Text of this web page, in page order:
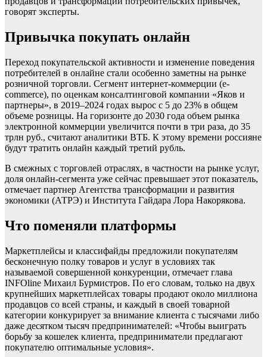
говорят эксперты.
Привычка покупать онлайн
Переход покупательской активности и изменение поведения
потребителей в онлайне стали особенно заметны на рынке
розничной торговли. Сегмент интернет-коммерции (е-
commerce), по оценкам консалтинговой компании «Яков и
партнеры», в 2019–2024 годах вырос с 5 до 23% в общем
объеме розницы. На горизонте до 2030 года объем рынка
электронной коммерции увеличится почти в три раза, до 35
трлн руб., считают аналитики ВТБ. К этому времени россияне
будут тратить онлайн каждый третий рубль.
В смежных с торговлей отраслях, в частности на рынке услуг,
доля онлайн-сегмента уже сейчас превышает этот показатель,
отмечает партнер Агентства трансформации и развития
экономики (АТРЭ) и Института Гайдара Лора Накорякова.
Что поменяли платформы
Маркетплейсы и классифайды предложили покупателям
бесконечную полку товаров и услуг в условиях так
называемой совершенной конкуренции, отмечает глава
INFOline Михаил Бурмистров. По его словам, только на двух
крупнейших маркетплейсах товары продают около миллиона
продавцов со всей страны, и каждый в своей товарной
категории конкурирует за внимание клиента с тысячами либо
даже десятком тысяч предпринимателей: «Чтобы выиграть
борьбу за кошелек клиента, предприниматели предлагают
покупателю оптимальные условия».